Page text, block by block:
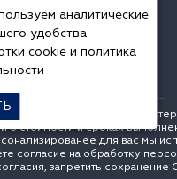
информационный
стоимости и сроках
для вас мы
согласие на обработку
запретить сохранение
аналитические
удобства.
cookieи политика